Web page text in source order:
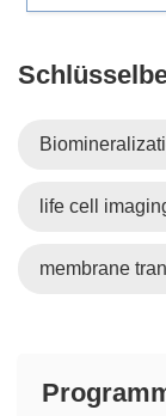
life cell
membrane